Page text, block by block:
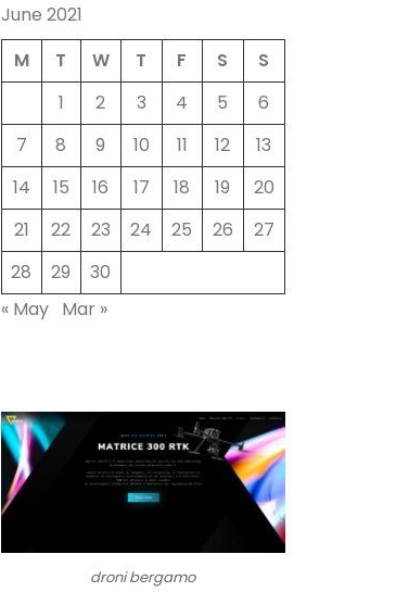
June 2021
M
T W T F S
S
1
2 3 4 5
6
7
8 9 10 11 12
13
14
15 16 17 18 19
20
21
22 23 24 25 26
27
28
29
30
« May Mar »
droni bergamo